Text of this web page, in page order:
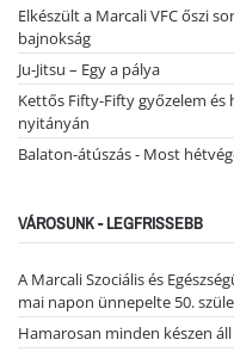
Elkészült a Marcali VFC őszi
bajnokság
Ju-Jitsu – Egy a pálya
Kettős Fifty-Fifty győzelem és
nyitányán
Balaton-átúszás - Most
VÁROSUNK - LEGFRISSEBB
A Marcali Szociális és
mai napon ünnepelte 50.
Hamarosan minden készen